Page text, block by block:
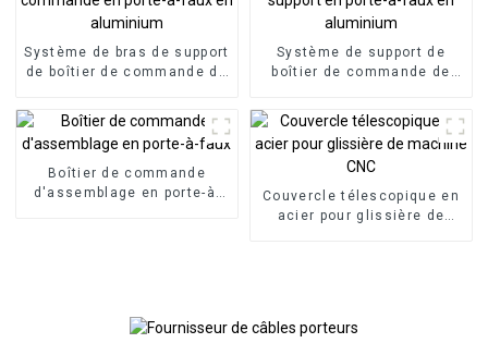
Système de bras de support
de boîtier de commande de
commande en porte-à-faux
en aluminium
Système de support de
boîtier de commande de
de support en porte-à-faux
en aluminium
Boîtier de commande
d'assemblage en porte-à-
Couvercle télescopique en
acier pour glissière de